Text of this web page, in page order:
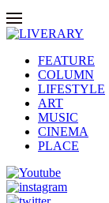
FEATURE
COLUMN
LIFESTYLE
ART
MUSIC
CINEMA
PLACE